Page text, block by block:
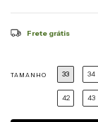
Frete grátis
TAMANHO 33 34
42 43